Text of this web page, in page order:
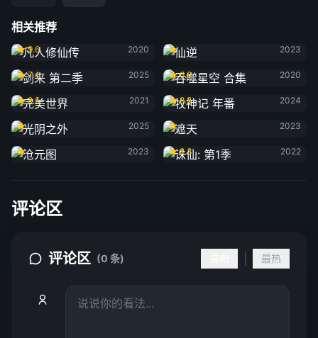
相关推荐
凡人修仙传
9.6
2020
2023
剑来 第二季
7.4
2025
吞噬星空 合集
6.8
2020
完美世界
8.5
2021
牧神记 年番
8.8
2024
光阴之外
2025
遮天
2023
沧元图
2023
诛仙: 第1季
8.3
2022
评论区
评论区 (0 条) 最热